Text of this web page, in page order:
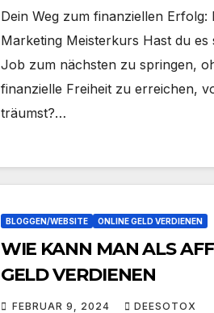
Dein Weg zum finanziellen Erfolg:
Marketing Meisterkurs Hast du es
Job zum nächsten zu springen,
finanzielle Freiheit zu erreichen,
träumst?…
BLOGGEN/WEBSITE ONLINE GELD VERDIENEN
WIE KANN MAN ALS
GELD VERDIENEN
FEBRUAR 9, 2024 DEESOTOX